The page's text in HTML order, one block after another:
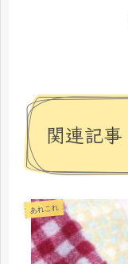
関連記事
あれこれ